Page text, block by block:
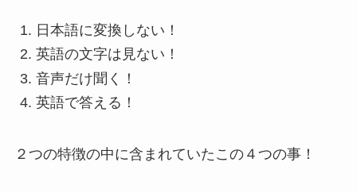
日本語に変換しない！
英語の文字は見ない！
音声だけ聞く！
英語で答える！
２つの特徴の中に含まれていたこの４つの事！